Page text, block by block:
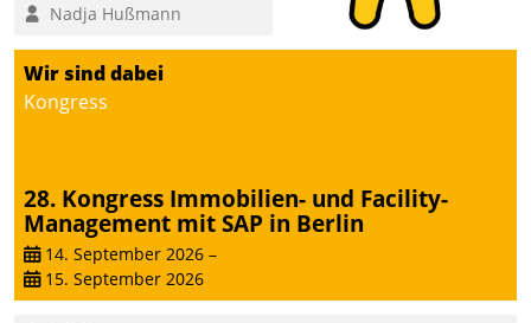
methodisch
Vernetzungsideen fürs
Quartier. Dazwischen
zeigte Datatrain, was es
Nadja Hußmann
Wir sind dabei
Kongress
28. Kongress Immobilien- und Facility-
Management mit SAP in Berlin
14. September 2026 –
15. September 2026